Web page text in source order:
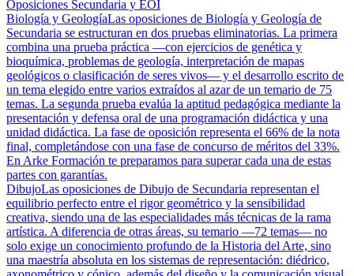
Oposiciones Secundaria y EOI
Biología y GeologíaLas oposiciones de Biología y Geología de
Secundaria se estructuran en dos pruebas eliminatorias. La primera
combina una prueba práctica —con ejercicios de genética y
bioquímica, problemas de geología, interpretación de mapas
geológicos o clasificación de seres vivos— y el desarrollo escrito de
un tema elegido entre varios extraídos al azar de un temario de 75
temas. La segunda prueba evalúa la aptitud pedagógica mediante la
presentación y defensa oral de una programación didáctica y una
unidad didáctica. La fase de oposición representa el 66% de la nota
final, completándose con una fase de concurso de méritos del 33%.
En Arke Formación te preparamos para superar cada una de estas
partes con garantías.
DibujoLas oposiciones de Dibujo de Secundaria representan el
equilibrio perfecto entre el rigor geométrico y la sensibilidad
creativa, siendo una de las especialidades más técnicas de la rama
artística. A diferencia de otras áreas, su temario —72 temas— no
solo exige un conocimiento profundo de la Historia del Arte, sino
una maestría absoluta en los sistemas de representación: diédrico,